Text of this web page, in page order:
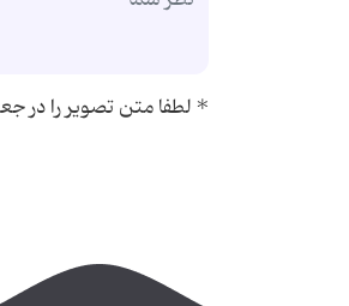
*لطفا متن تصویر را در